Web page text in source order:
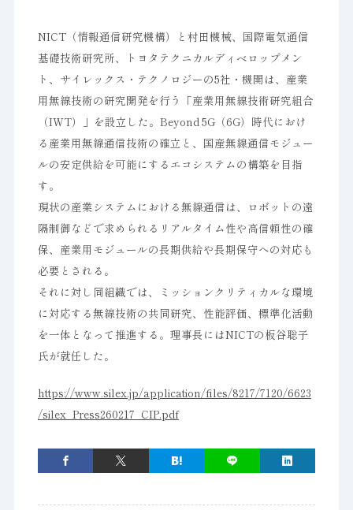
NICT（情報通信研究機構）と村田機械、国際電気通信
基礎技術研究所、トヨタテクニカルディベロップメン
ト、サイレックス・テクノロジーの5社・機関は、産業
用無線技術の研究開発を行う「産業用無線技術研究組合
（IWT）」を設立した。Beyond 5G（6G）時代におけ
る産業用無線通信技術の確立と、国産無線通信モジュー
ルの安定供給を可能にするエコシステムの構築を目指
す。
現状の産業システムにおける無線通信は、ロボットの遠
隔制御などで求められるリアルタイム性や高信頼性の確
保、産業用モジュールの長期供給や長期保守への対応も
必要とされる。
それに対し同組織では、ミッションクリティカルな環境
に対応する無線技術の共同研究、性能評価、標準化活動
を一体となって推進する。理事長にはNICTの板谷聡子
氏が就任した。
https://www.silex.jp/application/files/8217/7120/6623
/silex_Press260217_CIP.pdf